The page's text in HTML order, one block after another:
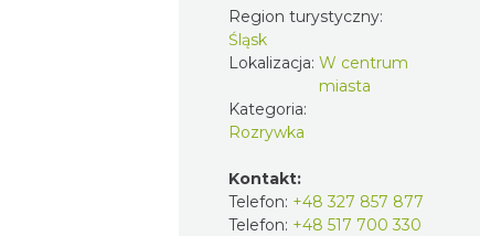
Region turystyczny:
Śląsk
Lokalizacja: W centrum
miasta
Kategoria:
Rozrywka
Kontakt:
Telefon: +48 327 857 877
Telefon: +48 517 700 330